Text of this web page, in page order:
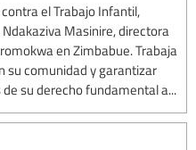
el Trabajo Infantil,
Masinire, directora
en Zimbabue. Trabaja
su comunidad y garantizar
su derecho fundamental a...